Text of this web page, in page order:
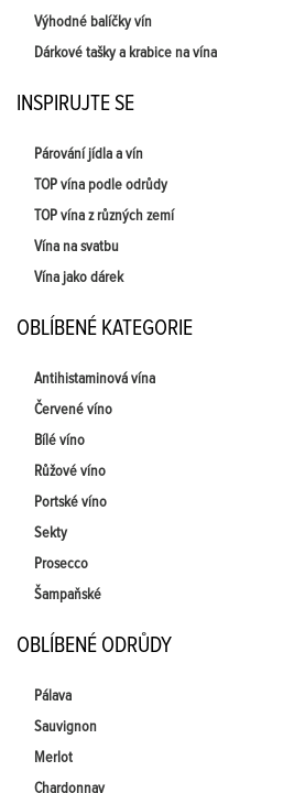
Výhodné balíčky vín
Dárkové tašky a krabice na vína
INSPIRUJTE SE
Párování jídla a vín
TOP vína podle odrůdy
TOP vína z různých zemí
Vína na svatbu
Vína jako dárek
OBLÍBENÉ KATEGORIE
Antihistaminová vína
Červené víno
Bílé víno
Růžové víno
Portské víno
Sekty
Prosecco
Šampaňské
OBLÍBENÉ ODRŮDY
Pálava
Sauvignon
Merlot
Chardonnay